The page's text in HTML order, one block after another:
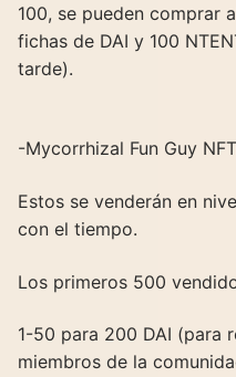
100, se pueden comprar
fichas de DAI y 100
tarde).
-Mycorrhizal Fun Guy
Estos se venderán en
con el tiempo.
Los primeros 500
1-50 para 200 DAI (para
miembros de la